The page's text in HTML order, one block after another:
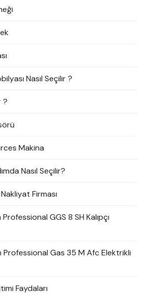
Nasıl Seçilir ?
?
Makina
Nasıl Seçilir?
Firması
GGS 8 SH Kalıpçı
Gas 35 M Afc Elektrikli
Faydaları